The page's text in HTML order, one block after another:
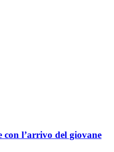
con l’arrivo del giovane